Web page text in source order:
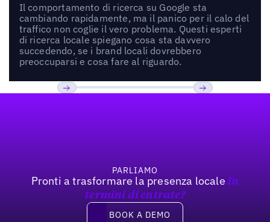
Il comportamento di ricerca su Google sta
cambiando rapidamente, ma il panico per il calo del
traffico non coglie il vero problema. Questi esperti
di ricerca locale spiegano cosa sta davvero
succedendo, se i brand locali dovrebbero
preoccuparsi e cosa fare al riguardo.
PARLIAMO
Pronti a trasformare la presenza locale In
termini di entrate?
Book a demo
BOOK A DEMO